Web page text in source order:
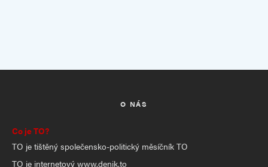
O NÁS
Co je TO?
TO je tištěný společensko-politický měsíčník TO
TO je internetový www.denik.to